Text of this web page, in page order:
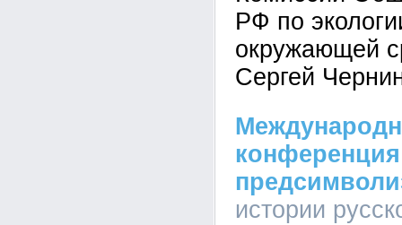
РФ по
окружающей
Сергей
истории